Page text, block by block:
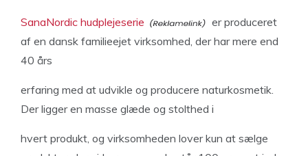
SanaNordic hudplejeserie
er produceret
af en dansk familieejet virksomhed, der har mere end
40 års
erfaring med at udvikle og producere naturkosmetik.
Der ligger en masse glæde og stolthed i
hvert produkt, og virksomheden lover kun at sælge